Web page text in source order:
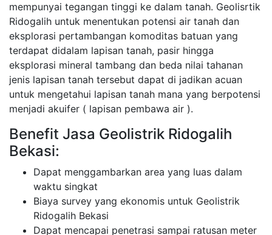
mempunyai tegangan tinggi ke dalam tanah. Geolisrtik
Ridogalih untuk menentukan potensi air tanah dan
eksplorasi pertambangan komoditas batuan yang
terdapat didalam lapisan tanah, pasir hingga
eksplorasi mineral tambang dan beda nilai tahanan
jenis lapisan tanah tersebut dapat di jadikan acuan
untuk mengetahui lapisan tanah mana yang berpotensi
menjadi akuifer ( lapisan pembawa air ).
Benefit Jasa Geolistrik Ridogalih
Bekasi:
Dapat menggambarkan area yang luas dalam
waktu singkat
Biaya survey yang ekonomis untuk Geolistrik
Ridogalih Bekasi
Dapat mencapai penetrasi sampai ratusan meter